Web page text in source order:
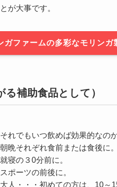
が大事です。
ガファームの多彩なモリンガ
補助食品として）
それでもいつ飲めば効果的なの
朝晩それぞれ食前または食後に。
就寝の３0分前に。
スポーツの前後に。
大人・・・初めての方は、10～